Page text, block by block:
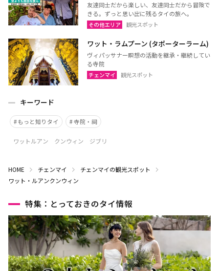
友達同士だから楽しい、友達同士だから冒険で
きる。ずっと思い出に残るタイの旅へ。
その他エリア 観光スポット
ワット・ラムプーン (タポーターラーム)
ヴィパッサナー瞑想の活動を継承・継続してい
る寺院
チェンマイ 観光スポット
キーワード
もっと知りタイ 寺院・祠
ワットルアン クンウィン ジブリ
HOME チェンマイ
チェンマイの観光スポット
ワット・ルアンクンウィン
特集：とっておきのタイ情報